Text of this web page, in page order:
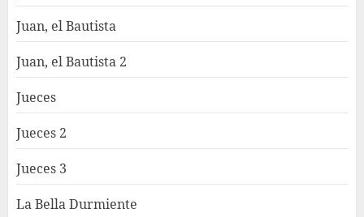
Juan, el Bautista
Juan, el Bautista 2
Jueces
Jueces 2
Jueces 3
La Bella Durmiente